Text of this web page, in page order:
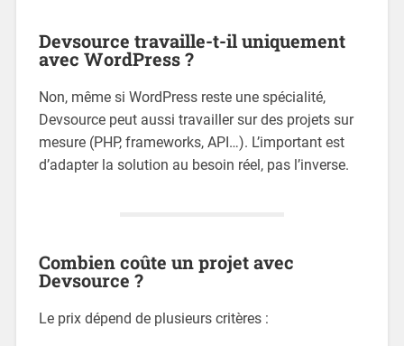
Devsource travaille-t-il uniquement
avec WordPress ?
Non, même si WordPress reste une spécialité,
Devsource peut aussi travailler sur des projets sur
mesure (PHP, frameworks, API…). L’important est
d’adapter la solution au besoin réel, pas l’inverse.
Combien coûte un projet avec
Devsource ?
Le prix dépend de plusieurs critères :